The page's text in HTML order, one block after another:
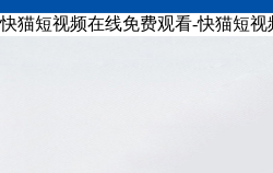
快猫短视频在线免费观看-快猫短